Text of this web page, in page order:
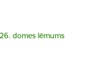
domes lēmums